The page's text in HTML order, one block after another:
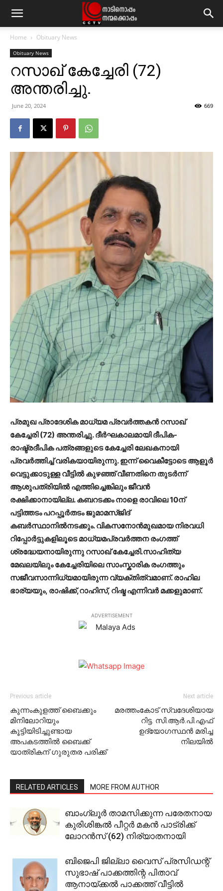
Home Obituary News
Obituary News
റസാഖ് കേച്ചേരി (72)
അന്തരിച്ചു.
June 20, 2024 669
പ്രമുഖ പ്രാദേശിക മാധ്യമ പ്രവര്‍ത്തകന്‍ റസാഖ്
കേച്ചേരി (72) അന്തരിച്ചു. ദീര്‍ഘകാലമായി ദീപിക-
രാഷ്ട്രദീപിക പത്രങ്ങളുടെ കേച്ചേരി ലേഖകനായി
പ്രവര്‍ത്തിച്ച് വരികയായിരുന്നു. ഇന്ന് വൈകീട്ടോടെ ആളൂർ
വെട്ടുക്കാടുള്ള വീട്ടില്‍ കുഴഞ്ഞ് വീണതിനെ തുടര്‍ന്ന്
ആശുപത്രിയില്‍ എത്തിച്ചെങ്കിലും ജീവന്‍
രക്ഷിക്കാനായില്ല. കബറടക്കം നാളെ രാവിലെ 10ന്
പട്ടിത്തടം പറപ്പൂര്‍തടം ജുമാമസ്ജിദ്
കബര്‍സ്ഥാനില്‍നടക്കും. വികസനോന്‍മുഖമായ നിരവധി
റിപ്പോര്‍ട്ടുകളിലൂടെ മാധ്യമപ്രവർത്തന രംഗത്ത്
ശ്രദ്ധേയനായിരുന്നു റസാഖ് കേച്ചേരി.സാഹിത്യ
മേഖലയിലും കേച്ചേരിയിലെ സാംസ്കാരിക രംഗത്തും
സജീവസാന്നിധ്യമായിരുന്ന വ്യക്തിത്വമാണ്. രാഹില
ഭാര്യയും, രാഷിക്ക്,റാഹിസ്, റിഷ്മ എന്നിവർ മക്കളുമാണ്.
ADVERTISEMENT
Previous article
കുന്നംകുളത്ത് ബൈക്കും
മിനിലോറിയും
കൂട്ടിയിടിച്ചുണ്ടായ
അപകടത്തില്‍ ബൈക്ക്
യാത്രികന് ഗുരുതര പരിക്ക്
Next article
മരത്തംകോട് സ്വദേശിയായ
റിട്ട. സി.ആര്‍.പി.എഫ്
ഉദ്യോഗസ്ഥന്‍ മരിച്ച
നിലയില്‍
RELATED ARTICLES MORE FROM AUTHOR
ബാംഗ്ലൂര്‍ താമസിക്കുന്ന പരേതനായ
കുരിശിങ്കല്‍ പീറ്റര്‍ മകന്‍ പാട്രിക്ക്
ലോറന്‍സ് (62) നിര്യാതനായി
ബിജെപി ജില്ലാ വൈസ് പ്രസിഡന്റ്
സുഭാഷ് പാക്കത്തിന്റ പിതാവ്
ആനായ്ക്കല്‍ പാക്കത്ത് വീട്ടില്‍